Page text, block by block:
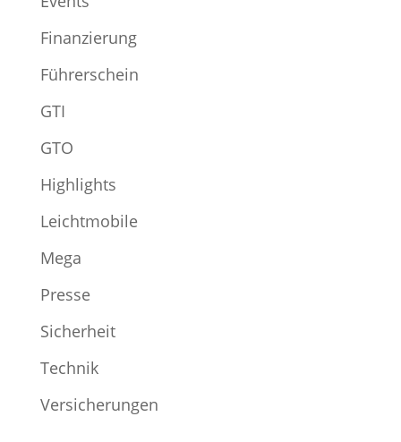
Finanzierung
Führerschein
GTI
GTO
Highlights
Leichtmobile
Mega
Presse
Sicherheit
Technik
Versicherungen